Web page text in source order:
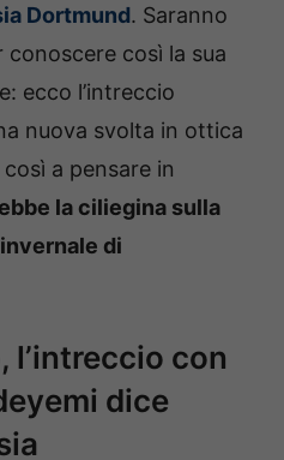
Dortmund. Saranno
così la sua
ecco l’intreccio
nuova svolta in ottica
a pensare in
la ciliegina sulla
di
l’intreccio con
dice